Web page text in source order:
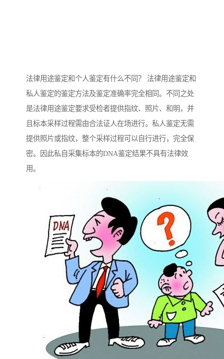
法律用途鉴定和个人鉴定有什么不同？ 法律用途鉴定和
私人鉴定的鉴定方法及鉴定准确率完全相同。不同之处
是法律用途鉴定要求受检者提供指纹、照片、和明，并
且标本采样过程需由合法证人在场进行。私人鉴定无需
提供照片或指纹，整个采样过程可以自行进行，完全保
密。因此私自采集标本的DNA鉴定结果不具有法律效
用。